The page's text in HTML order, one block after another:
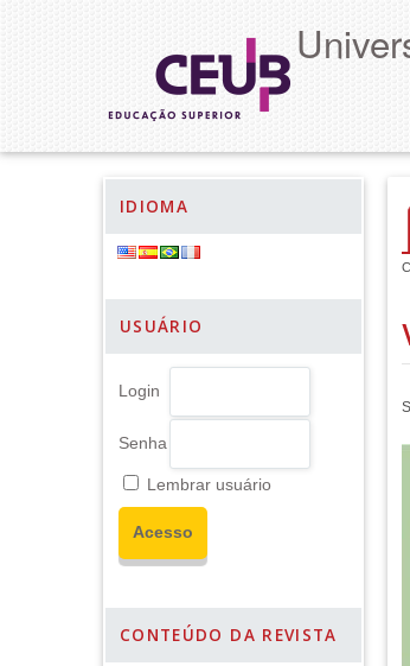
IDIOMA
USUÁRIO
Login
Senha
Lembrar usuário
CONTEÚDO DA REVISTA